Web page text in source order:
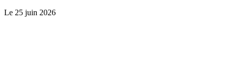
Le 25 juin 2026